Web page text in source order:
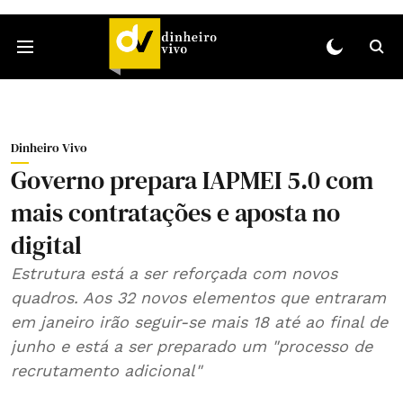
Dinheiro Vivo
Governo prepara IAPMEI 5.0 com
mais contratações e aposta no
digital
Estrutura está a ser reforçada com novos
quadros. Aos 32 novos elementos que entraram
em janeiro irão seguir-se mais 18 até ao final de
junho e está a ser preparado um "processo de
recrutamento adicional"